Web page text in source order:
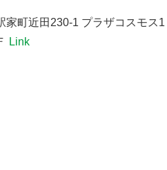
町近田230-1 プラザコスモス1
Link